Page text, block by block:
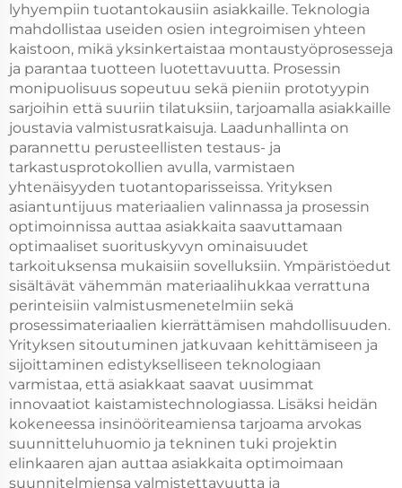
lyhyempiin tuotantokausiin asiakkaille. Teknologia
mahdollistaa useiden osien integroimisen yhteen
kaistoon, mikä yksinkertaistaa montaustyöprosesseja
ja parantaa tuotteen luotettavuutta. Prosessin
monipuolisuus sopeutuu sekä pieniin prototyypin
sarjoihin että suuriin tilatuksiin, tarjoamalla asiakkaille
joustavia valmistusratkaisuja. Laadunhallinta on
parannettu perusteellisten testaus- ja
tarkastusprotokollien avulla, varmistaen
yhtenäisyyden tuotantoparisseissa. Yrityksen
asiantuntijuus materiaalien valinnassa ja prosessin
optimoinnissa auttaa asiakkaita saavuttamaan
optimaaliset suorituskyvyn ominaisuudet
tarkoituksensa mukaisiin sovelluksiin. Ympäristöedut
sisältävät vähemmän materiaalihukkaa verrattuna
perinteisiin valmistusmenetelmiin sekä
prosessimateriaalien kierrättämisen mahdollisuuden.
Yrityksen sitoutuminen jatkuvaan kehittämiseen ja
sijoittaminen edistykselliseen teknologiaan
varmistaa, että asiakkaat saavat uusimmat
innovaatiot kaistamistechnologiassa. Lisäksi heidän
kokeneessa insinööriteamiensa tarjoama arvokas
suunnitteluhuomio ja tekninen tuki projektin
elinkaaren ajan auttaa asiakkaita optimoimaan
suunnitelmiensa valmistettavuutta ja